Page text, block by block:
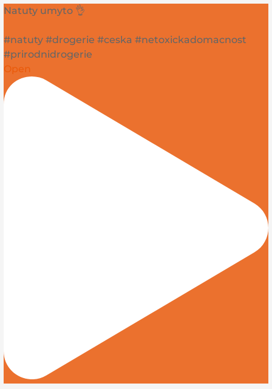
Natuty umyto 👌
#natuty #drogerie #ceska #netoxickadomacnost
#prirodnidrogerie
Open